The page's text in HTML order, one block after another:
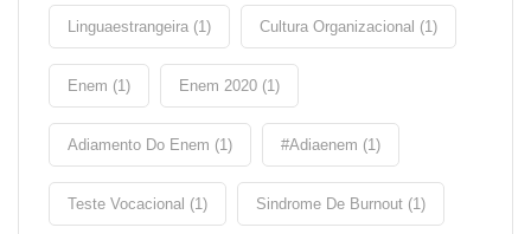
Linguaestrangeira (1) Cultura Organizacional (1)
Enem (1) Enem 2020 (1)
Adiamento Do Enem (1) #adiaenem (1)
Teste Vocacional (1) Sindrome De Burnout (1)